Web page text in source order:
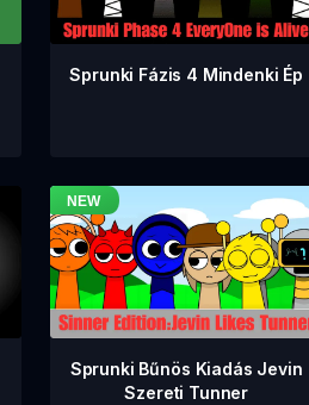
Sprunki Fázis 4 Mindenki Ép
Sprunki Bűnös Kiadás Jevin
Szereti Tunner